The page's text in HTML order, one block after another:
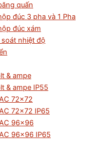
quấn
đúc 3 pha và 1 Pha
đúc xám
nhiệt độ
& ampe
& ampe IP55
72×72
72×72 IP65
96×96
96×96 IP65